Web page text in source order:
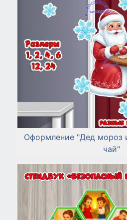
Оформление "Дед мороз
чай"